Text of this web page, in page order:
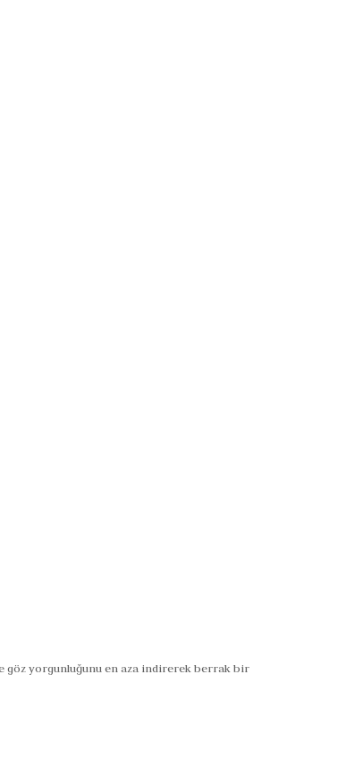
göz yorgunluğunu en aza indirerek berrak bir